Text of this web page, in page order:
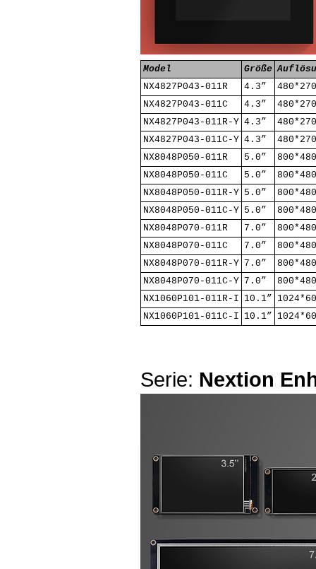
Model Größe
NX4827P043-011R
4.3”
480*270
NX4827P043-011C
4.3”
480*270
NX4827P043-011R-Y 4.3”
480*270
NX4827P043-011C-Y 4.3”
480*270
NX8048P050-011R
5.0”
800*480
NX8048P050-011C
5.0”
800*480
NX8048P050-011R-Y 5.0”
800*480
NX8048P050-011C-Y 5.0”
800*480
NX8048P070-011R
7.0”
800*480
NX8048P070-011C
7.0”
800*480
NX8048P070-011R-Y 7.0”
800*480
NX8048P070-011C-Y 7.0”
800*480
NX1060P101-011R-I 10.1”
NX1060P101-011C-I 10.1”
Serie: Nextion